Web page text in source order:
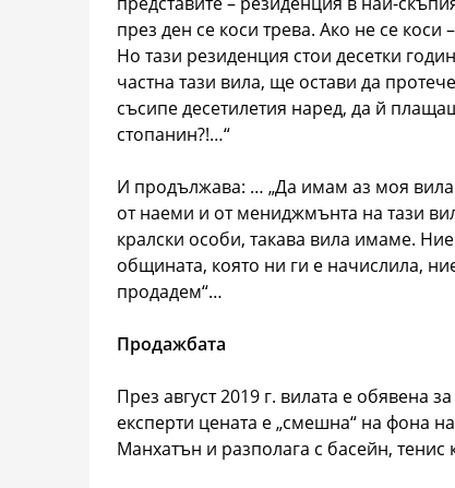
през ден се коси трева. Ако не се
Но тази резиденция стои десетки
частна тази вила, ще остави да
съсипе десетилетия наред, да й
стопанин?!…“
И продължава: … „Да имам аз моя
от наеми и от мениджмънта на тази
кралски особи, такава вила имаме.
общината, която ни ги е начислила,
продадем“…
Продажбата
През август 2019 г. вилата е обявена
експерти цената е „смешна“ на фона
Манхатън и разполага с басейн, тенис